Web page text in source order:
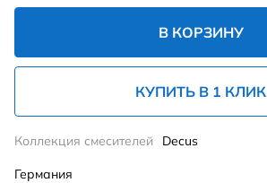
В КОРЗИНУ
КУПИТЬ В 1 КЛИК
Коллекция смесителей Decus
Германия